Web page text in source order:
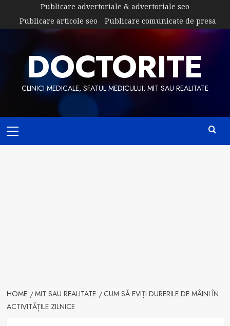
content
Publicare advertoriale & advertoriale seo
Publicare articole seo
Publicare comunicate de presa
DOCTORITE
CLINICI MEDICALE, SFATUL MEDICULUI, MIT SAU REALITATE
Menu
HOME MIT SAU REALITATE
CUM SĂ EVIȚI DURERILE DE MÂINI ÎN
ACTIVITĂȚILE ZILNICE